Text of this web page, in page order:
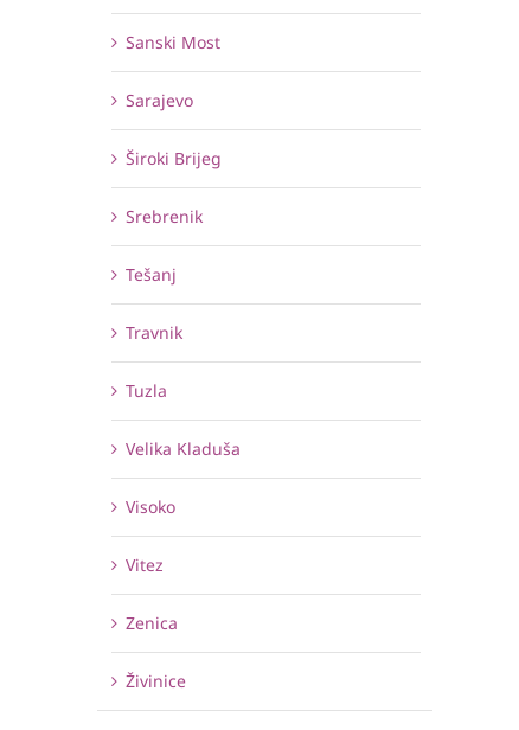
Sanski Most
Sarajevo
Široki Brijeg
Srebrenik
Tešanj
Travnik
Tuzla
Velika Kladuša
Visoko
Vitez
Zenica
Živinice